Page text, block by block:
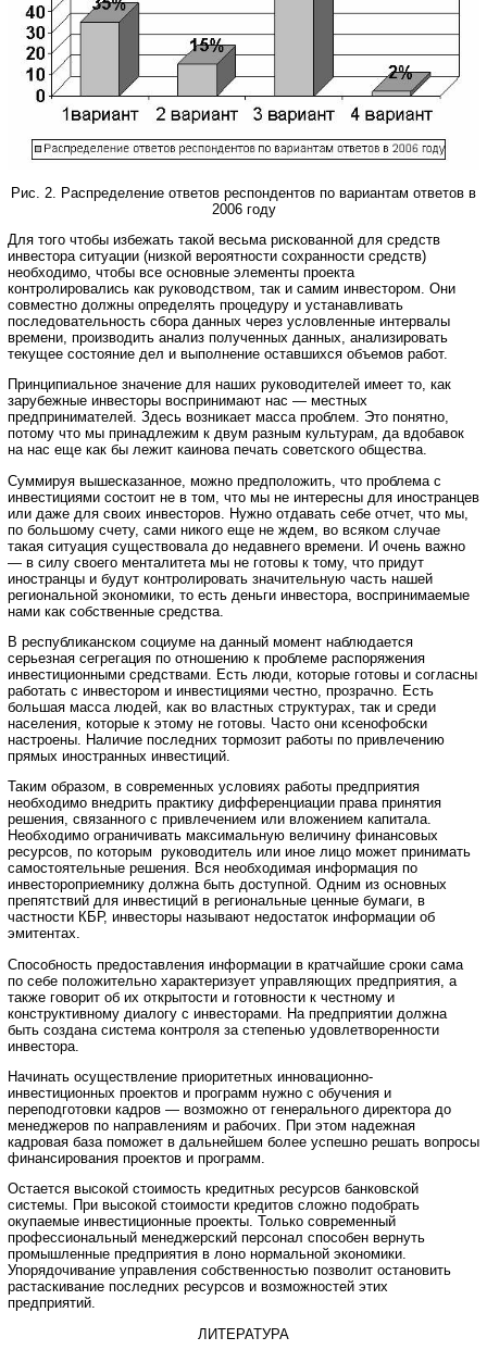
Рис. 2. Распределение ответов респондентов по вариантам ответов в
2006 году
Для того чтобы избежать такой весьма рискованной для средств
инвестора ситуации (низкой вероятности сохранности средств)
необходимо, чтобы все основные элементы проекта
контролировались как руководством, так и самим инвестором. Они
совместно должны определять процедуру и устанавливать
последовательность сбора данных через условленные интервалы
времени, производить анализ полученных данных, анализировать
текущее состояние дел и выполнение оставшихся объемов работ.
Принципиальное значение для наших руководителей имеет то, как
зарубежные инвесторы воспринимают нас — местных
предпринимателей. Здесь возникает масса проблем. Это понятно,
потому что мы принадлежим к двум разным культурам, да вдобавок
на нас еще как бы лежит каинова печать советского общества.
Суммируя вышесказанное, можно предположить, что проблема с
инвестициями состоит не в том, что мы не интересны для иностранцев
или даже для своих инвесторов. Нужно отдавать себе отчет, что мы,
по большому счету, сами никого еще не ждем, во всяком случае
такая ситуация существовала до недавнего времени. И очень важно
— в силу своего менталитета мы не готовы к тому, что придут
иностранцы и будут контролировать значительную часть нашей
региональной экономики, то есть деньги инвестора, воспринимаемые
нами как собственные средства.
В республиканском социуме на данный момент наблюдается
серьезная сегрегация по отношению к проблеме распоряжения
инвестиционными средствами. Есть люди, которые готовы и согласны
работать с инвестором и инвестициями честно, прозрачно. Есть
большая масса людей, как во властных структурах, так и среди
населения, которые к этому не готовы. Часто они ксенофобски
настроены. Наличие последних тормозит работы по привлечению
прямых иностранных инвестиций.
Таким образом, в современных условиях работы предприятия
необходимо внедрить практику дифференциации права принятия
решения, связанного с привлечением или вложением капитала.
Необходимо ограничивать максимальную величину финансовых
ресурсов, по которым руководитель или иное лицо может принимать
самостоятельные решения. Вся необходимая информация по
инвестороприемнику должна быть доступной. Одним из основных
препятствий для инвестиций в региональные ценные бумаги, в
частности КБР, инвесторы называют недостаток информации об
эмитентах.
Способность предоставления информации в кратчайшие сроки сама
по себе положительно характеризует управляющих предприятия, а
также говорит об их открытости и готовности к честному и
конструктивному диалогу с инвесторами. На предприятии должна
быть создана система контроля за степенью удовлетворенности
инвестора.
Начинать осуществление приоритетных инновационно-
инвестиционных проектов и программ нужно с обучения и
переподготовки кадров — возможно от генерального директора до
менеджеров по направлениям и рабочих. При этом надежная
кадровая база поможет в дальнейшем более успешно решать вопросы
финансирования проектов и программ.
Остается высокой стоимость кредитных ресурсов банковской
системы. При высокой стоимости кредитов сложно подобрать
окупаемые инвестиционные проекты. Только современный
профессиональный менеджерский персонал способен вернуть
промышленные предприятия в лоно нормальной экономики.
Упорядочивание управления собственностью позволит остановить
растаскивание последних ресурсов и возможностей этих
предприятий.
ЛИТЕРАТУРА